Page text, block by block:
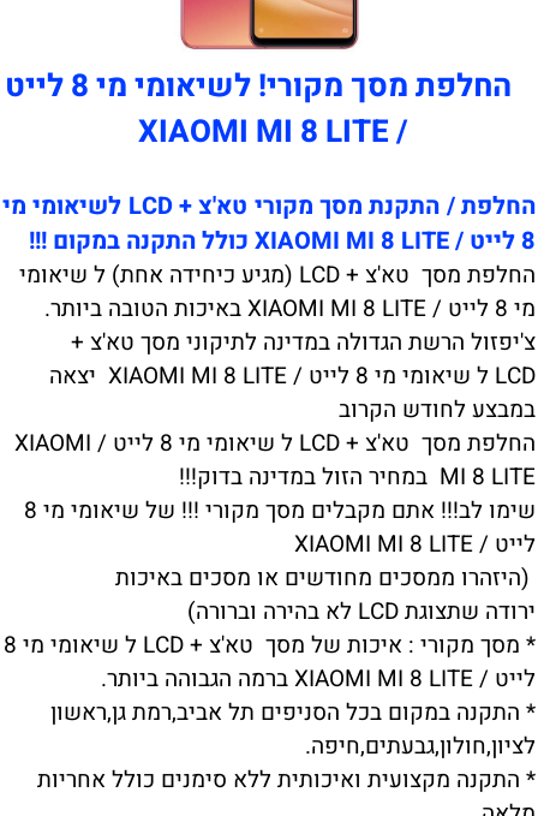
החלפת מסך מקורי! לשיאומי מי 8 לייט
/ XIAOMI MI 8 LITE
החלפת / התקנת מסך מקורי טא'צ + LCD לשיאומי מי
8 לייט / XIAOMI MI 8 LITE כולל התקנה במקום !!!
החלפת מסך טא'צ + LCD (מגיע כיחידה אחת) ל שיאומי
מי 8 לייט / XIAOMI MI 8 LITE באיכות הטובה ביותר.
צ'יפזול הרשת הגדולה במדינה לתיקוני מסך טא'צ +
LCD ל שיאומי מי 8 לייט / XIAOMI MI 8 LITE יצאה
במבצע לחודש הקרוב
החלפת מסך טא'צ + LCD ל שיאומי מי 8 לייט / XIAOMI
MI 8 LITE במחיר הזול במדינה בדוק!!!
שימו לב!!! אתם מקבלים מסך מקורי !!! של שיאומי מי 8
לייט / XIAOMI MI 8 LITE
(היזהרו ממסכים מחודשים או מסכים באיכות
ירודה שתצוגת LCD לא בהירה וברורה)
* מסך מקורי : איכות של מסך טא'צ + LCD ל שיאומי מי 8
לייט / XIAOMI MI 8 LITE ברמה הגבוהה ביותר.
* התקנה במקום בכל הסניפים תל אביב,רמת גן,ראשון
לציון,חולון,גבעתים,חיפה.
* התקנה מקצועית ואיכותית ללא סימנים כולל אחריות